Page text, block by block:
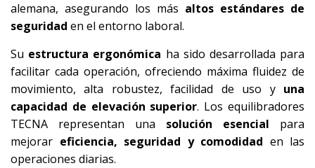
alemana, asegurando los más altos estándares de
seguridad en el entorno laboral.
Su estructura ergonómica ha sido desarrollada para
facilitar cada operación, ofreciendo máxima fluidez de
movimiento, alta robustez, facilidad de uso y una
capacidad de elevación superior. Los equilibradores
TECNA representan una solución esencial para
mejorar eficiencia, seguridad y comodidad en las
operaciones diarias.